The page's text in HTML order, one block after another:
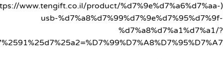
www.tengift.co.il/product/%d7%9e%d7%a6%d7%aa-
usb-%d7%a8%d7%99%d7%9e%d7%95%d7%9f-
%d7%a8%d7%a1%d7%a1/?